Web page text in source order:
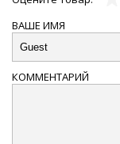
ВАШЕ ИМЯ
КОММЕНТАРИЙ